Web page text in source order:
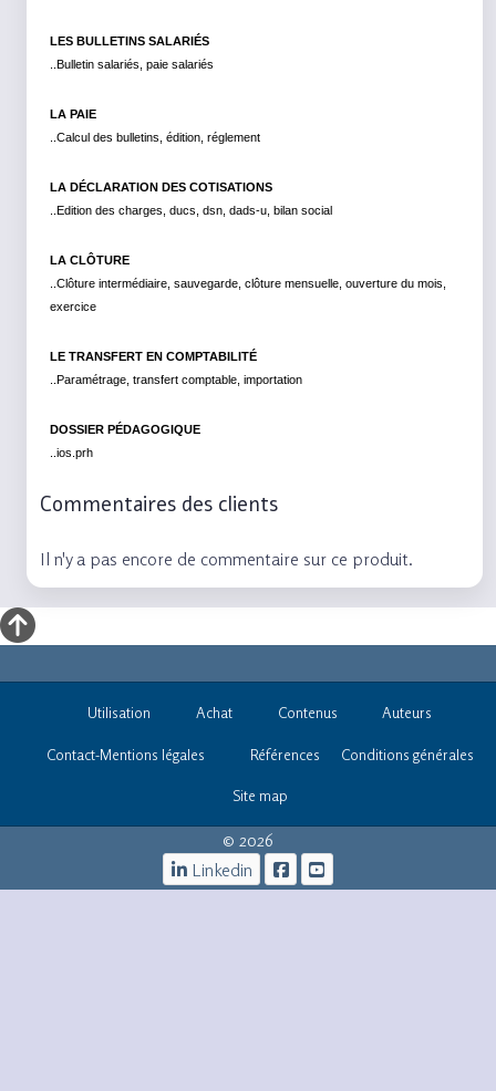
LES BULLETINS SALARIÉS
..Bulletin salariés, paie salariés
LA PAIE
..Calcul des bulletins, édition, réglement
LA DÉCLARATION DES COTISATIONS
..Edition des charges, ducs, dsn, dads-u, bilan social
LA CLÔTURE
..Clôture intermédiaire, sauvegarde, clôture mensuelle, ouverture du mois,
exercice
LE TRANSFERT EN COMPTABILITÉ
..Paramétrage, transfert comptable, importation
DOSSIER PÉDAGOGIQUE
..ios.prh
Commentaires des clients
Il n'y a pas encore de commentaire sur ce produit.
Utilisation Achat Contenus Auteurs
Contact-Mentions légales Références Conditions générales
Site map
© 2026
Linkedin